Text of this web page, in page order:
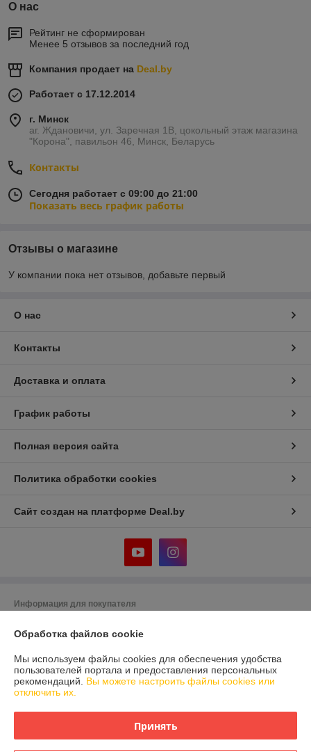
О нас
Рейтинг не сформирован
Менее 5 отзывов за последний год
Компания продает на Deal.by
Работает с 17.12.2014
г. Минск
аг. Ждановичи, ул. Заречная 1В, цокольный этаж магазина
"Корона", павильон 46, Минск, Беларусь
Контакты
Сегодня работает с 09:00 до 21:00
Показать весь график работы
Отзывы о магазине
У компании пока нет отзывов, добавьте первый
О нас
Контакты
Доставка и оплата
График работы
Полная версия сайта
Политика обработки cookies
Сайт создан на платформе Deal.by
Информация для покупателя
«Белмиртойс»
Ждановичи, ул. Заречная, д. 1В, пав. 46
Регистрационный номер ЕГР: 693342260
Регистрационный орган: Минский горисполком
Обработка файлов cookie
Мы используем файлы cookies для обеспечения удобства
пользователей портала и предоставления персональных
рекомендаций. Вы можете настроить файлы cookies или
отключить их.
Принять